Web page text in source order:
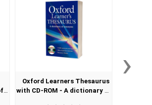
Oxford Learners Thesaurus
with CD-ROM - A dictionary of
›